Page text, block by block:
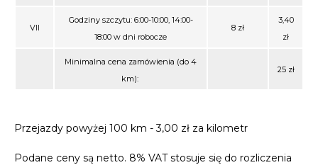
VII
Godziny szczytu: 6:00-10:00, 14:00-
18:00 w dni robocze
8 zł
3,40
zł
Minimalna cena zamówienia (do 4
km):
25 zł
Przejazdy powyżej 100 km - 3,00 zł za kilometr
Podane ceny są netto. 8% VAT stosuje się do rozliczenia